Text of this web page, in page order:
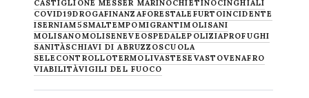
CASTIGLIONE MESSER MARINOCHIETINOCINGHIALI
COVID19DROGAFINANZAFORESTALE FURTOINCIDENTE
ISERNIAM5SMALTEMPOMIGRANTIMOLISANI
MOLISANOMOLISENEVE OSPEDALEPOLIZIAPROFUGHI
SANITÀSCHIAVI DI ABRUZZOSCUOLA
SELECONTROLLOTERMOLIVASTESE VASTOVENAFRO
VIABILITÀVIGILI DEL FUOCO